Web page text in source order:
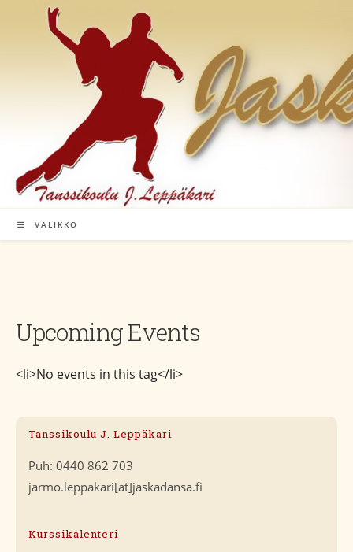
VALIKKO
Upcoming Events
<li>No events in this tag</li>
Tanssikoulu J. Leppäkari
Puh: 0440 862 703
jarmo.leppakari[at]jaskadansa.fi
Kurssikalenteri